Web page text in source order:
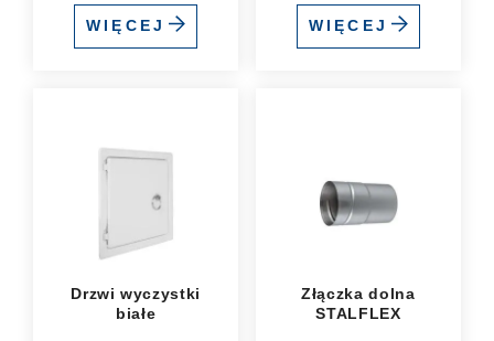
WIĘCEJ WIĘCEJ
Drzwi wyczystki
białe
Złączka dolna
STALFLEX